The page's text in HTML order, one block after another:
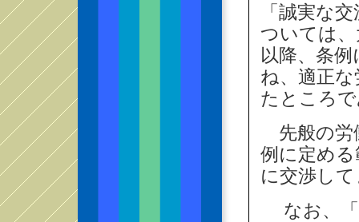
「誠実な
ついては
以降、条
ね、適正
たところ
先般の労
例に定め
に交渉し
なお、「